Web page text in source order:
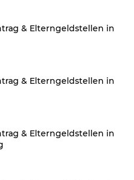
& Elterngeldstellen in
& Elterngeldstellen in
& Elterngeldstellen in